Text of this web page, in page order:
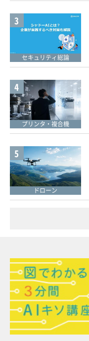
3
セキュリティ総論
4
プリンタ・複合機
5
ドローン